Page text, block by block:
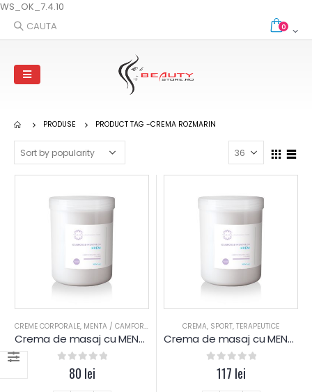
WS_OK_7.4.10
CAUTA
0
PRODUSE PRODUCT TAG -CREMA ROZMARIN
CREME CORPORALE, MENTA / CAMFOR, TRATAMENT CORPORAL
Crema de masaj cu MENTA si CAMFOR – Yamuna
out of 5
80 lei
CREMA, SPORT, TERAPEUTICE
Crema de masaj cu MENTA si CAMFOR – Yamuna
out of 5
117 lei